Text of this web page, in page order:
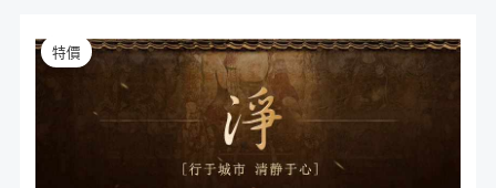
k
特價
原
價
格：
目
前
價
格：
絲